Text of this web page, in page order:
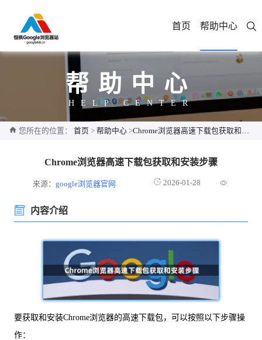
首页 帮助中心
帮助中心
HELP CENTER
您所在的位置： 首页 > 帮助中心 >Chrome浏览器高速下载包获取和安装步骤
Chrome浏览器高速下载包获取和安装步骤
来源：google浏览器官网 2026-01-28
内容介绍
要获取和安装Chrome浏览器的高速下载包，可以按照以下步骤操
作：